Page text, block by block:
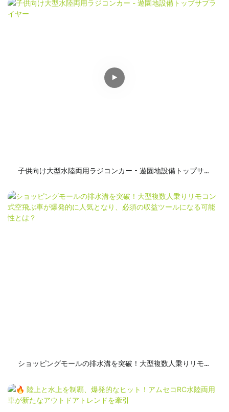
子供向け大型水陸両用ラジコンカー - 遊園地設備トップサプ
ショッピングモールの排水溝を突破！大型複数人乗りリモコ
る可能性とは？